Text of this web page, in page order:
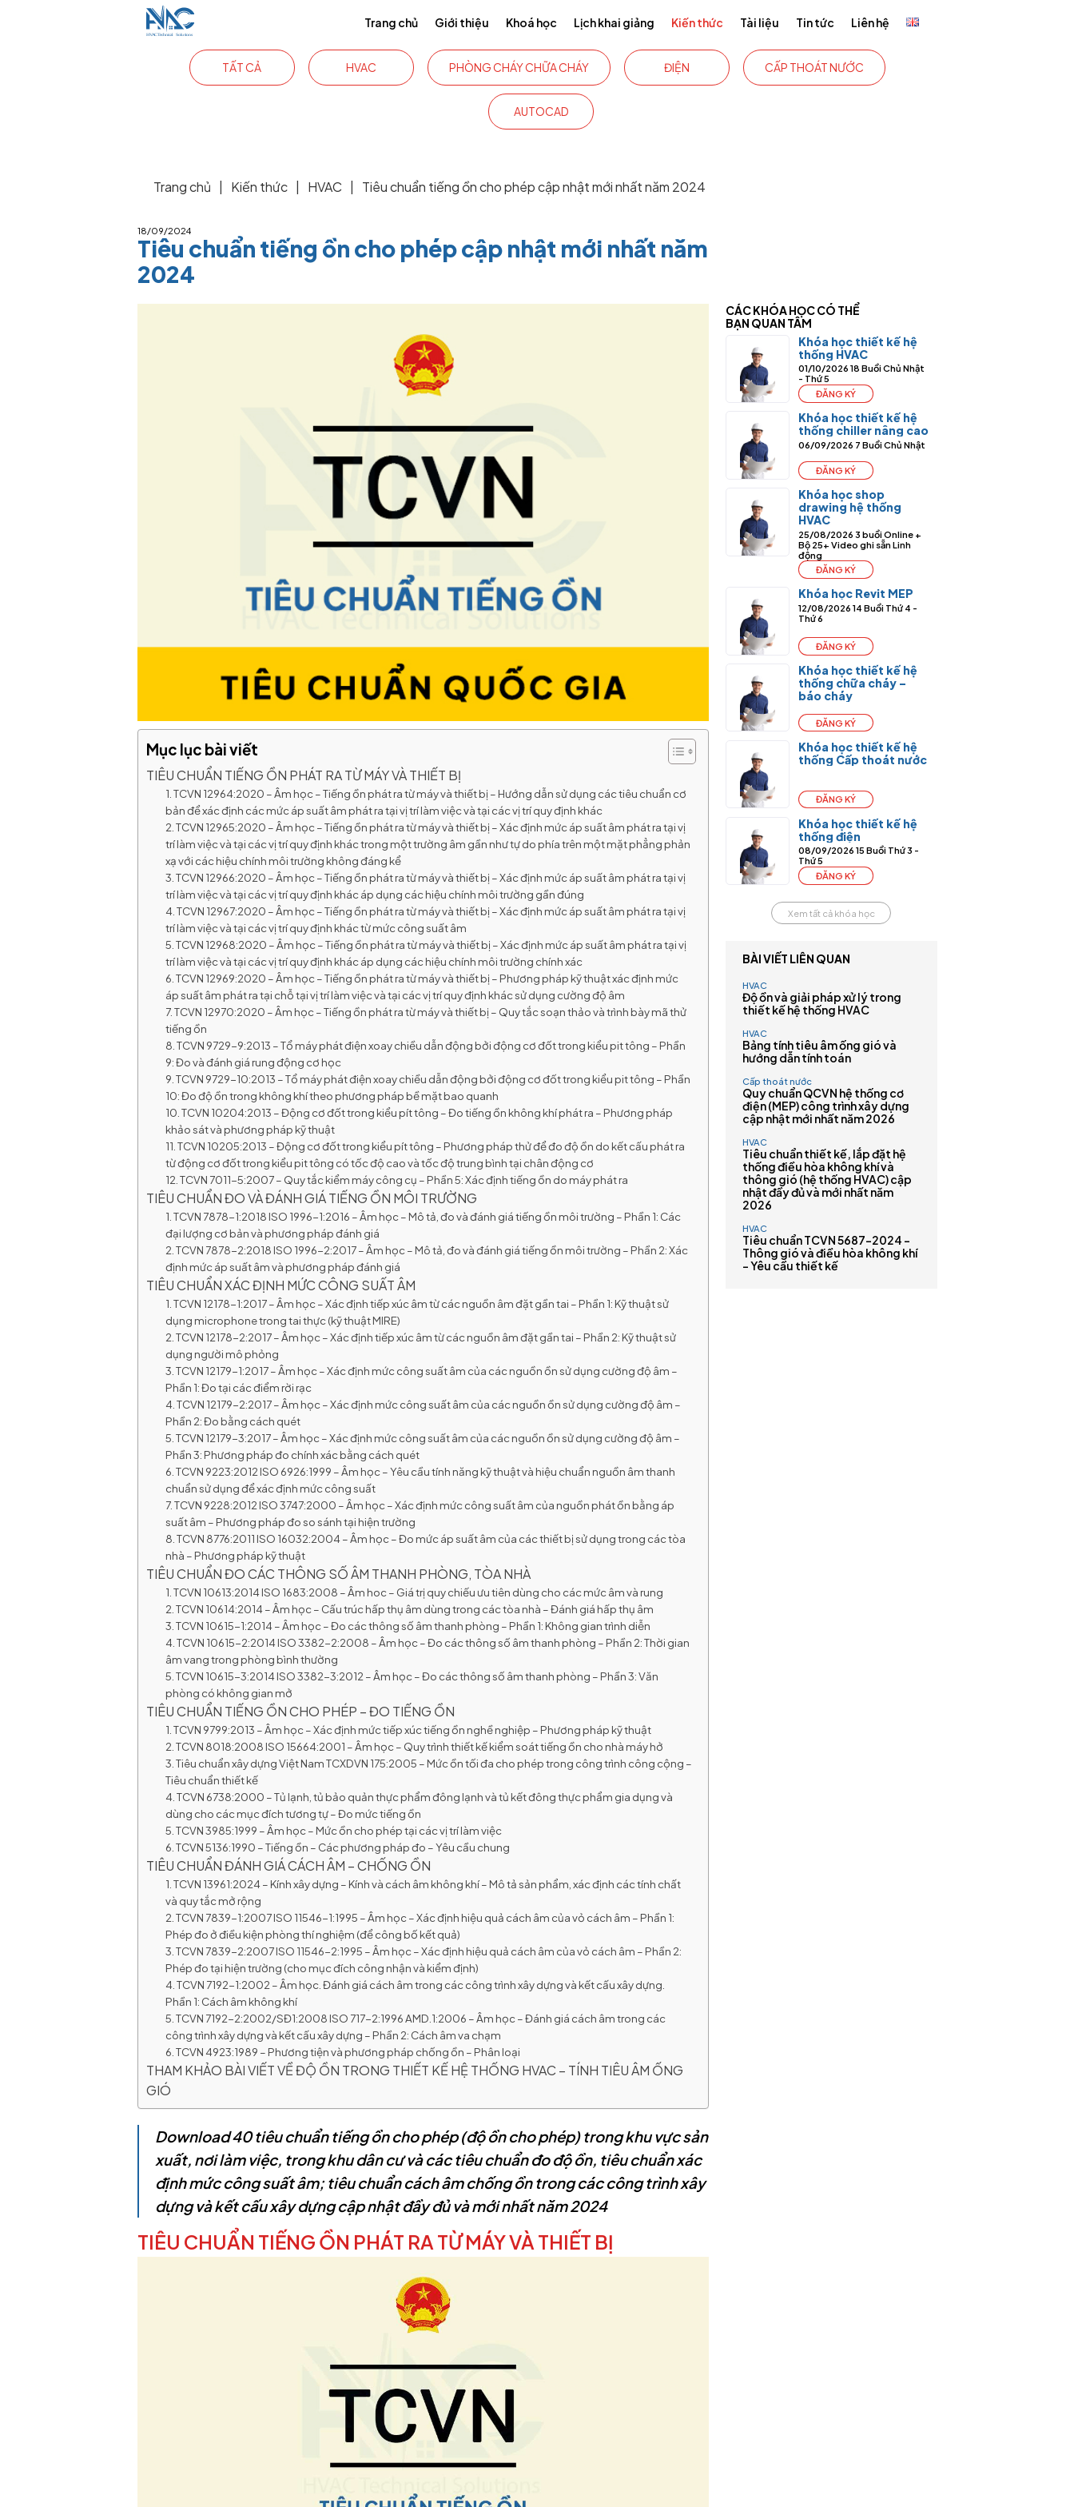
Trang chủ Giới thiệu Khoá học Lịch khai giảng Kiến thức Tài liệu Tin tức Liên hệ
TẤT CẢ HVAC PHÒNG CHÁY CHỮA CHÁY ĐIỆN CẤP THOÁT NƯỚC
AUTOCAD
Trang chủ | Kiến thức | HVAC | Tiêu chuẩn tiếng ồn cho phép cập nhật mới nhất năm 2024
18/09/2024
Tiêu chuẩn tiếng ồn cho phép cập nhật mới nhất năm
2024
Mục lục bài viết
TIÊU CHUẨN TIẾNG ỒN PHÁT RA TỪ MÁY VÀ THIẾT BỊ
1. TCVN 12964:2020 – Âm học – Tiếng ồn phát ra từ máy và thiết bị – Hướng dẫn sử dụng các tiêu chuẩn cơ
bản để xác định các mức áp suất âm phát ra tại vị trí làm việc và tại các vị trí quy định khác
2. TCVN 12965:2020 – Âm học – Tiếng ồn phát ra từ máy và thiết bị – Xác định mức áp suất âm phát ra tại vị
trí làm việc và tại các vị trí quy định khác trong một trường âm gần như tự do phía trên một mặt phẳng phản
xạ với các hiệu chính môi trường không đáng kể
3. TCVN 12966:2020 – Âm học – Tiếng ồn phát ra từ máy và thiết bị – Xác định mức áp suất âm phát ra tại vị
trí làm việc và tại các vị trí quy định khác áp dụng các hiệu chính môi trường gần đúng
4. TCVN 12967:2020 – Âm học – Tiếng ồn phát ra từ máy và thiết bị – Xác định mức áp suất âm phát ra tại vị
trí làm việc và tại các vị trí quy định khác từ mức công suất âm
5. TCVN 12968:2020 – Âm học – Tiếng ồn phát ra từ máy và thiết bị – Xác định mức áp suất âm phát ra tại vị
trí làm việc và tại các vị trí quy định khác áp dụng các hiệu chính môi trường chính xác
6. TCVN 12969:2020 – Âm học – Tiếng ồn phát ra từ máy và thiết bị – Phương pháp kỹ thuật xác định mức
áp suất âm phát ra tại chỗ tại vị trí làm việc và tại các vị trí quy định khác sử dụng cường độ âm
7. TCVN 12970:2020 – Âm học – Tiếng ồn phát ra từ máy và thiết bị – Quy tắc soạn thảo và trình bày mã thử
tiếng ồn
8. TCVN 9729-9:2013 – Tổ máy phát điện xoay chiều dẫn động bởi động cơ đốt trong kiểu pit tông – Phần
9: Đo và đánh giá rung động cơ học
9. TCVN 9729-10:2013 – Tổ máy phát điện xoay chiều dẫn động bởi động cơ đốt trong kiểu pit tông – Phần
10: Đo độ ồn trong không khí theo phương pháp bề mặt bao quanh
10. TCVN 10204:2013 – Động cơ đốt trong kiểu pít tông – Đo tiếng ồn không khí phát ra – Phương pháp
khảo sát và phương pháp kỹ thuật
11. TCVN 10205:2013 – Động cơ đốt trong kiểu pít tông – Phương pháp thử để đo độ ồn do kết cấu phát ra
từ động cơ đốt trong kiểu pit tông có tốc độ cao và tốc độ trung bình tại chân động cơ
12. TCVN 7011-5:2007 – Quy tắc kiểm máy công cụ – Phần 5: Xác định tiếng ồn do máy phát ra
TIÊU CHUẨN ĐO VÀ ĐÁNH GIÁ TIẾNG ỒN MÔI TRƯỜNG
1. TCVN 7878-1:2018 ISO 1996-1:2016 – Âm học – Mô tả, đo và đánh giá tiếng ồn môi trường – Phần 1: Các
đại lượng cơ bản và phương pháp đánh giá
2. TCVN 7878-2:2018 ISO 1996-2:2017 – Âm học – Mô tả, đo và đánh giá tiếng ồn môi trường – Phần 2: Xác
định mức áp suất âm và phương pháp đánh giá
TIÊU CHUẨN XÁC ĐỊNH MỨC CÔNG SUẤT ÂM
1. TCVN 12178-1:2017 – Âm học – Xác định tiếp xúc âm từ các nguồn âm đặt gần tai – Phần 1: Kỹ thuật sử
dụng microphone trong tai thực (kỹ thuật MIRE)
2. TCVN 12178-2:2017 – Âm học – Xác định tiếp xúc âm từ các nguồn âm đặt gần tai – Phần 2: Kỹ thuật sử
dụng người mô phỏng
3. TCVN 12179-1:2017 – Âm học – Xác định mức công suất âm của các nguồn ồn sử dụng cường độ âm –
Phần 1: Đo tại các điểm rời rạc
4. TCVN 12179-2:2017 – Âm học – Xác định mức công suất âm của các nguồn ồn sử dụng cường độ âm –
Phần 2: Đo bằng cách quét
5. TCVN 12179-3:2017 – Âm học – Xác định mức công suất âm của các nguồn ồn sử dụng cường độ âm –
Phần 3: Phương pháp đo chính xác bằng cách quét
6. TCVN 9223:2012 ISO 6926:1999 – Âm học – Yêu cầu tính năng kỹ thuật và hiệu chuẩn nguồn âm thanh
chuẩn sử dụng để xác định mức công suất
7. TCVN 9228:2012 ISO 3747:2000 – Âm học – Xác định mức công suất âm của nguồn phát ồn bằng áp
suất âm – Phương pháp đo so sánh tại hiện trường
8. TCVN 8776:2011 ISO 16032:2004 – Âm học – Đo mức áp suất âm của các thiết bị sử dụng trong các tòa
nhà – Phương pháp kỹ thuật
TIÊU CHUẨN ĐO CÁC THÔNG SỐ ÂM THANH PHÒNG, TÒA NHÀ
1. TCVN 10613:2014 ISO 1683:2008 – Âm hoc – Giá trị quy chiếu ưu tiên dùng cho các mức âm và rung
2. TCVN 10614:2014 – Âm học – Cấu trúc hấp thụ âm dùng trong các tòa nhà – Đánh giá hấp thụ âm
3. TCVN 10615-1:2014 – Âm học – Đo các thông số âm thanh phòng – Phần 1: Không gian trình diễn
4. TCVN 10615-2:2014 ISO 3382-2:2008 – Âm học – Đo các thông số âm thanh phòng – Phần 2: Thời gian
âm vang trong phòng bình thường
5. TCVN 10615-3:2014 ISO 3382-3:2012 – Âm học – Đo các thông số âm thanh phòng – Phần 3: Văn
phòng có không gian mở
TIÊU CHUẨN TIẾNG ỒN CHO PHÉP – ĐO TIẾNG ỒN
1. TCVN 9799:2013 – Âm học – Xác định mức tiếp xúc tiếng ồn nghề nghiệp – Phương pháp kỹ thuật
2. TCVN 8018:2008 ISO 15664:2001 – Âm học – Quy trình thiết kế kiểm soát tiếng ồn cho nhà máy hở
3. Tiêu chuẩn xây dựng Việt Nam TCXDVN 175:2005 – Mức ồn tối đa cho phép trong công trình công cộng –
Tiêu chuẩn thiết kế
4. TCVN 6738:2000 – Tủ lạnh, tủ bảo quản thực phẩm đông lạnh và tủ kết đông thực phẩm gia dụng và
dùng cho các mục đích tương tự – Đo mức tiếng ồn
5. TCVN 3985:1999 – Âm học – Mức ồn cho phép tại các vị trí làm việc
6. TCVN 5136:1990 – Tiếng ồn – Các phương pháp đo – Yêu cầu chung
TIÊU CHUẨN ĐÁNH GIÁ CÁCH ÂM – CHỐNG ỒN
1. TCVN 13961:2024 – Kính xây dựng – Kính và cách âm không khí – Mô tả sản phẩm, xác định các tính chất
và quy tắc mở rộng
2. TCVN 7839-1:2007 ISO 11546-1:1995 – Âm học – Xác định hiệu quả cách âm của vỏ cách âm – Phần 1:
Phép đo ở điều kiện phòng thí nghiệm (để công bố kết quả)
3. TCVN 7839-2:2007 ISO 11546-2:1995 – Âm học – Xác định hiệu quả cách âm của vỏ cách âm – Phần 2:
Phép đo tại hiện trường (cho mục đích công nhận và kiểm định)
4. TCVN 7192-1:2002 – Âm học. Đánh giá cách âm trong các công trình xây dựng và kết cấu xây dựng.
Phần 1: Cách âm không khí
5. TCVN 7192-2:2002/SĐ1:2008 ISO 717-2:1996 AMD.1:2006 – Âm học – Đánh giá cách âm trong các
công trình xây dựng và kết cấu xây dựng – Phần 2: Cách âm va chạm
6. TCVN 4923:1989 – Phương tiện và phương pháp chống ồn – Phân loại
THAM KHẢO BÀI VIẾT VỀ ĐỘ ỒN TRONG THIẾT KẾ HỆ THỐNG HVAC – TÍNH TIÊU ÂM ỐNG
GIÓ
Download 40 tiêu chuẩn tiếng ồn cho phép (độ ồn cho phép) trong khu vực sản
xuất, nơi làm việc, trong khu dân cư và các tiêu chuẩn đo độ ồn, tiêu chuẩn xác
định mức công suất âm; tiêu chuẩn cách âm chống ồn trong các công trình xây
dựng và kết cấu xây dựng cập nhật đầy đủ và mới nhất năm 2024
TIÊU CHUẨN TIẾNG ỒN PHÁT RA TỪ MÁY VÀ THIẾT BỊ
CÁC KHÓA HỌC CÓ THỂ
BẠN QUAN TÂM
Khóa học thiết kế hệ
thống HVAC
01/10/2026 18 Buổi Chủ Nhật
- Thứ 5
ĐĂNG KÝ
Khóa học thiết kế hệ
thống chiller nâng cao
06/09/2026 7 Buổi Chủ Nhật
ĐĂNG KÝ
Khóa học shop
drawing hệ thống
HVAC
25/08/2026 3 buổi Online +
Bộ 25+ Video ghi sẵn Linh
động
ĐĂNG KÝ
Khóa học Revit MEP
12/08/2026 14 Buổi Thứ 4 -
Thứ 6
ĐĂNG KÝ
Khóa học thiết kế hệ
thống chữa cháy –
báo cháy
ĐĂNG KÝ
Khóa học thiết kế hệ
thống Cấp thoát nước
ĐĂNG KÝ
Khóa học thiết kế hệ
thống điện
08/09/2026 15 Buổi Thứ 3 -
Thứ 5
ĐĂNG KÝ
Xem tất cả khóa học
BÀI VIẾT LIÊN QUAN
HVAC
Độ ồn và giải pháp xử lý trong
thiết kế hệ thống HVAC
HVAC
Bảng tính tiêu âm ống gió và
hướng dẫn tính toán
Cấp thoát nước
Quy chuẩn QCVN hệ thống cơ
điện (MEP) công trình xây dựng
cập nhật mới nhất năm 2026
HVAC
Tiêu chuẩn thiết kế, lắp đặt hệ
thống điều hòa không khí và
thông gió (hệ thống HVAC) cập
nhật đầy đủ và mới nhất năm
2026
HVAC
Tiêu chuẩn TCVN 5687-2024 –
Thông gió và điều hòa không khí
– Yêu cầu thiết kế